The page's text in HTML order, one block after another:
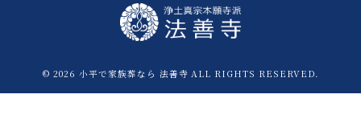
© 2026 小平で家族葬なら 法善寺 ALL RIGHTS RESERVED.